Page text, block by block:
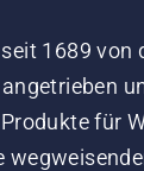
1689 von
für